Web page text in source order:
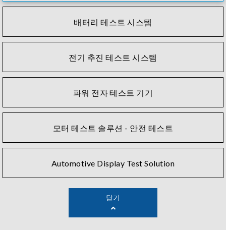
배터리 테스트 시스템
전기 추진 테스트 시스템
파워 전자 테스트 기기
모터 테스트 솔루션 - 안전 테스트
Automotive Display Test Solution
닫기